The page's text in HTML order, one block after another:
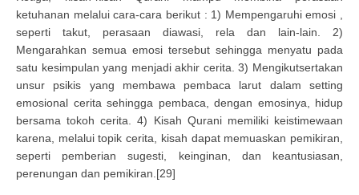
ketuhanan melalui cara-cara berikut : 1) Mempengaruhi emosi ,
seperti takut, perasaan diawasi, rela dan lain-lain. 2)
Mengarahkan semua emosi tersebut sehingga menyatu pada
satu kesimpulan yang menjadi akhir cerita. 3) Mengikutsertakan
unsur psikis yang membawa pembaca larut dalam setting
emosional cerita sehingga pembaca, dengan emosinya, hidup
bersama tokoh cerita. 4) Kisah Qurani memiliki keistimewaan
karena, melalui topik cerita, kisah dapat memuaskan pemikiran,
seperti pemberian sugesti, keinginan, dan keantusiasan,
perenungan dan pemikiran.[29]